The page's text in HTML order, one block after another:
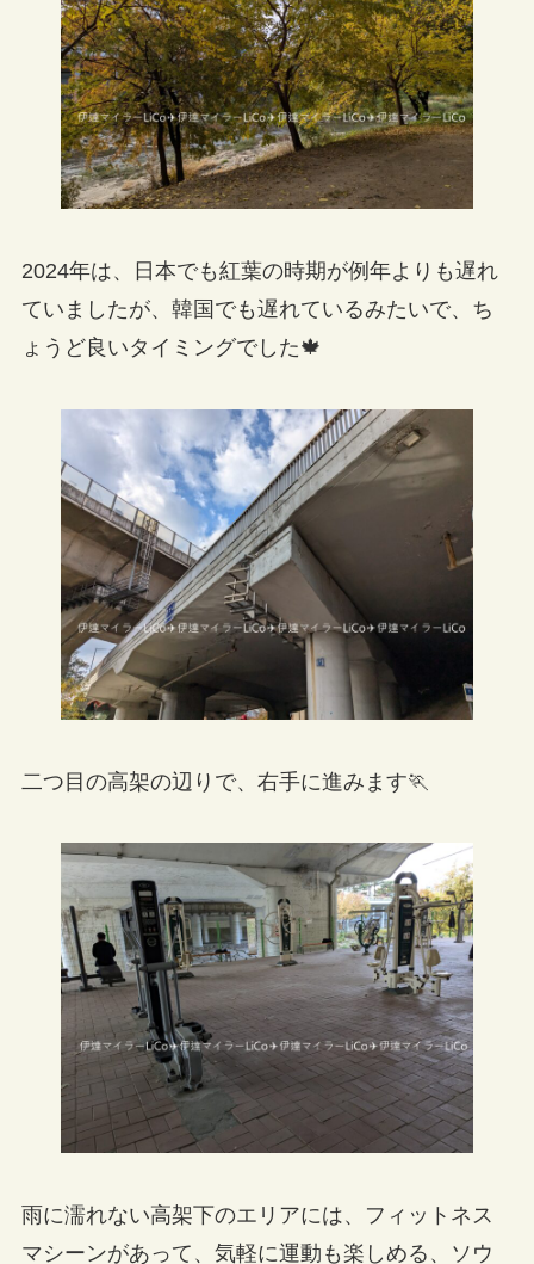
2024年は、日本でも紅葉の時期が例年よりも遅れ
ていましたが、韓国でも遅れているみたいで、ち
ょうど良いタイミングでした🍁
二つ目の高架の辺りで、右手に進みます🏃
雨に濡れない高架下のエリアには、フィットネス
マシーンがあって、気軽に運動も楽しめる、ソウ